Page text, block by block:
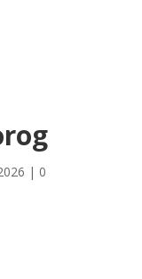
| 0